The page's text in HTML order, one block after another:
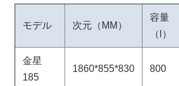
モデル 次元（MM）
容量
（l）
金星
185
1860*855*830 800